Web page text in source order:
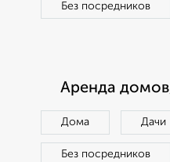
Без посредников
Аренда
Дома Дачи
Без посредников